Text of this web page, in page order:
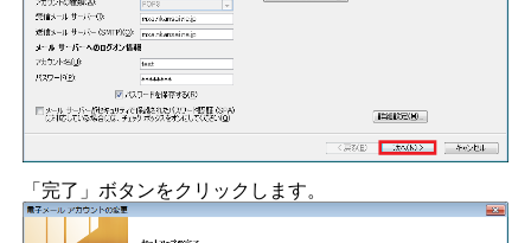
「完了」ボタンをクリックします。